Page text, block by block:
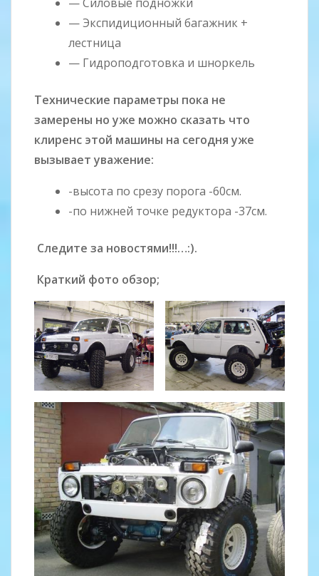
— Экспидиционный багажник +
лестница
— Гидроподготовка и шноркель
Технические параметры пока не
замерены но уже можно сказать что
клиренс этой машины на сегодня уже
вызывает уважение:
-высота по срезу порога -60см.
-по нижней точке редуктора -37см.
Следите за новостями!!!…:).
Краткий фото обзор;